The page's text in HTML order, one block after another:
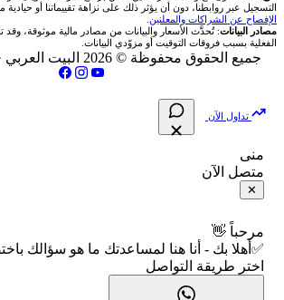
شركات تداول في فلسطين
🇧🇭 بورصة البحرين
فلتر الأسهم الشرعي
📋 جميع الأسهم
🕌 الأسهم الحلال
📌 حاسبة النقاط المحورية
📏 حاسبة حجم المركز
📈 حاسبة عائد التداول
📊 حاسبة الربح التراكمي
🧮 حاسبة متوسط سعر السهم
📅 التقويم الاقتصادي
💱 أسعار العملات والفوركس
💵 سعر الريال السعودي في مصر
📅 المؤشرات الاقتصادية
فريق المؤلفين
مقالات تعليمية
سياسة تقييم الشركات
الإبلاغ عن شركة نصابة
شروط الاستخدام
سياسة الخصوصية
التسجيل عبر روابطنا، دون أن يؤثر ذلك على نزاهة تقييماتنا أو حيادية
الإفصاح عن الشراكات والمعلنين
مصادر البيانات: تُحدَّث الأسعار والبيانات من مصادر مالية موثوقة، وقد
الفعلية بسبب فروقات التوقيت أو مزوّدي البيانات.
جميع الحقوق محفوظة © 2026 البيت العربي ·
تداول الآن
منى
متصل الآن
✕
مرحباً 👋
✅أهلا بك - أنا هنا لمساعدتك ما هو سؤالك
اختر طريقة التواصل